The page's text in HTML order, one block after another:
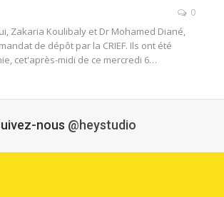
0
Zakaria Koulibaly et Dr Mohamed Diané,
de dépôt par la CRIEF. Ils ont été
cet'après-midi de ce mercredi 6…
nous @heystudio